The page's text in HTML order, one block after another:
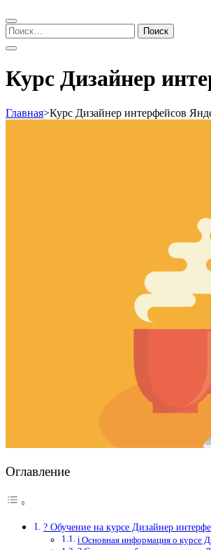
Найти:
Курс Дизайнер
Главная>Курс Дизайнер интерфейсов
Оглавление
? Обучение на курсе Дизайнер
ℹ️ Основная информация о курсе